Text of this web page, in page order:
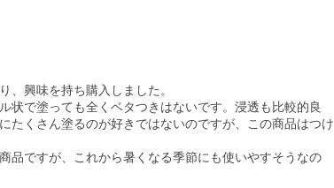
、興味を持ち購入しました。
状で塗っても全くベタつきはないです。浸透も比較的良
たくさん塗るのが好きではないのですが、この商品はつけ
品ですが、これから暑くなる季節にも使いやすそうなの